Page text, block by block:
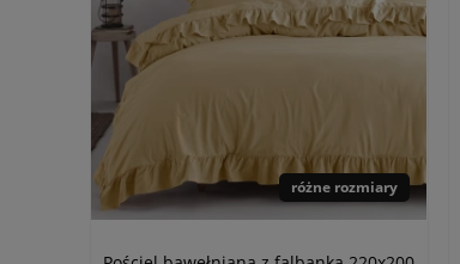
różne rozmiary